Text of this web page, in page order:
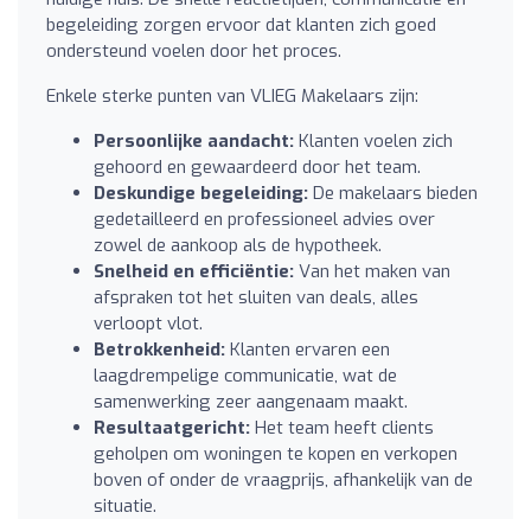
begeleiding zorgen ervoor dat klanten zich goed
ondersteund voelen door het proces.
Enkele sterke punten van VLIEG Makelaars zijn:
Persoonlijke aandacht: Klanten voelen zich
gehoord en gewaardeerd door het team.
Deskundige begeleiding: De makelaars bieden
gedetailleerd en professioneel advies over
zowel de aankoop als de hypotheek.
Snelheid en efficiëntie: Van het maken van
afspraken tot het sluiten van deals, alles
verloopt vlot.
Betrokkenheid: Klanten ervaren een
laagdrempelige communicatie, wat de
samenwerking zeer aangenaam maakt.
Resultaatgericht: Het team heeft clients
geholpen om woningen te kopen en verkopen
boven of onder de vraagprijs, afhankelijk van de
situatie.